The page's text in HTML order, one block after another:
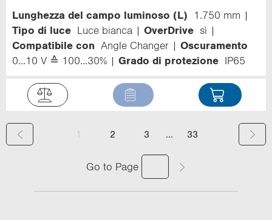
Lunghezza del campo luminoso (L)
1.750 mm
Tipo di luce
Luce bianca OverDrive
sì
Compatibile con
Angle Changer
Oscuramento
0...10 V ≙ 100...30%
Grado di protezione IP65
1 2 3 ... 33
Go to Page